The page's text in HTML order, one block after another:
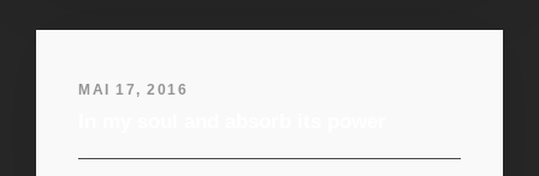
MAI 17, 2016